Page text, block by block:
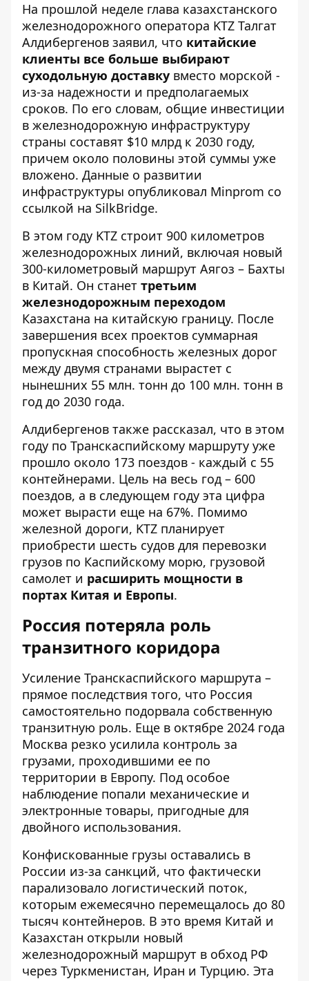
На прошлой неделе глава казахстанского
железнодорожного оператора KTZ Талгат
Алдибергенов заявил, что китайские
клиенты все больше выбирают
суходольную доставку вместо морской -
из-за надежности и предполагаемых
сроков. По его словам, общие инвестиции
в железнодорожную инфраструктуру
страны составят $10 млрд к 2030 году,
причем около половины этой суммы уже
вложено. Данные о развитии
инфраструктуры опубликовал Minprom со
ссылкой на SilkBridge.
В этом году KTZ строит 900 километров
железнодорожных линий, включая новый
300-километровый маршрут Аягоз – Бахты
​​в Китай. Он станет третьим
железнодорожным переходом
Казахстана на китайскую границу. После
завершения всех проектов суммарная
пропускная способность железных дорог
между двумя странами вырастет с
нынешних 55 млн. тонн до 100 млн. тонн в
год до 2030 года.
Алдибергенов также рассказал, что в этом
году по Транскаспийскому маршруту уже
прошло около 173 поездов - каждый с 55
контейнерами. Цель на весь год – 600
поездов, а в следующем году эта цифра
может вырасти еще на 67%. Помимо
железной дороги, KTZ планирует
приобрести шесть судов для перевозки
грузов по Каспийскому морю, грузовой
самолет и расширить мощности в
портах Китая и Европы.
Россия потеряла роль
транзитного коридора
Усиление Транскаспийского маршрута –
прямое последствия того, что Россия
самостоятельно подорвала собственную
транзитную роль. Еще в октябре 2024 года
Москва резко усилила контроль за
грузами, проходившими ее по
территории в Европу. Под особое
наблюдение попали механические и
электронные товары, пригодные для
двойного использования.
Конфискованные грузы оставались в
России из-за санкций, что фактически
парализовало логистический поток,
которым ежемесячно перемещалось до 80
тысяч контейнеров. В это время Китай и
Казахстан открыли новый
железнодорожный маршрут в обход РФ
через Туркменистан, Иран и Турцию. Эта